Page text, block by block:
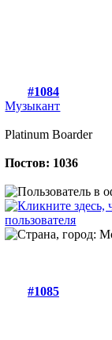
#1084
Музыкант
Platinum Boarder
Постов: 1036
#1085